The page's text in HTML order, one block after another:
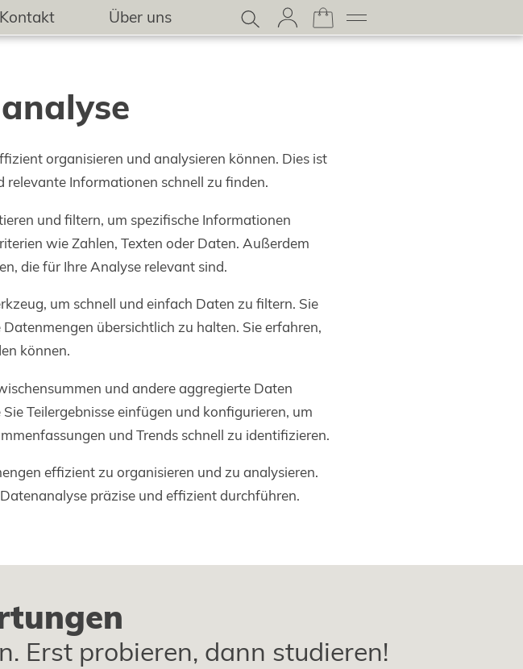
Kontakt Über uns
organisieren und analysieren können. Dies ist
Informationen schnell zu finden.
und filtern, um spezifische Informationen
wie Zahlen, Texten oder Daten. Außerdem
die für Ihre Analyse relevant sind.
um schnell und einfach Daten zu filtern. Sie
übersichtlich zu halten. Sie erfahren,
können.
und andere aggregierte Daten
Teilergebnisse einfügen und konfigurieren, um
und Trends schnell zu identifizieren.
effizient zu organisieren und zu analysieren.
präzise und effizient durchführen.
Erst probieren, dann studieren!